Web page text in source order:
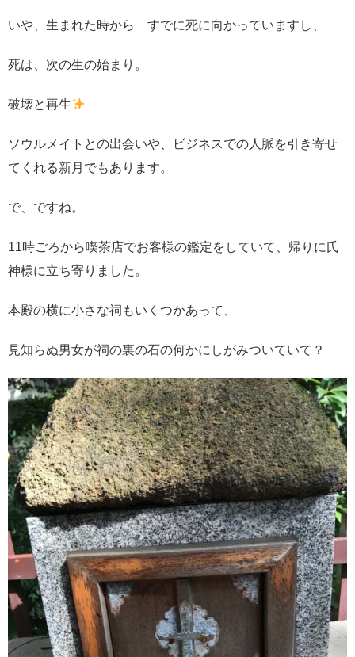
いや、生まれた時から すでに死に向かっていますし、
死は、次の生の始まり。
破壊と再生
ソウルメイトとの出会いや、ビジネスでの人脈を引き寄せ
てくれる新月でもあります。
で、ですね。
11時ごろから喫茶店でお客様の鑑定をしていて、帰りに氏
神様に立ち寄りました。
本殿の横に小さな祠もいくつかあって、
見知らぬ男女が祠の裏の石の何かにしがみついていて？